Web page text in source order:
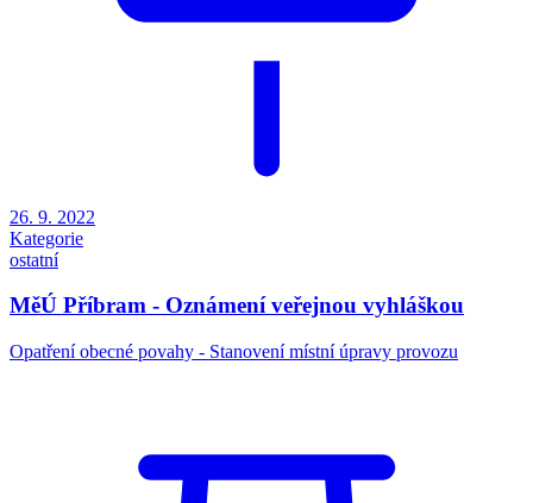
26. 9. 2022
Kategorie
ostatní
MěÚ Příbram - Oznámení veřejnou vyhláškou
Opatření obecné povahy - Stanovení místní úpravy provozu